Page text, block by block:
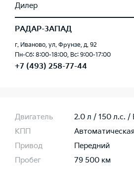
Дилер
РАДАР-ЗАПАД
г. Иваново, ул. Фрунзе, д. 92
Пн-Сб: 8:00-18:00, Вс: 9:00-17:00
+7 (493) 258-77-44
Двигатель
2.0 л / 150 л.c. /
КПП
Автоматическая
Привод
Передний
Пробег
79 500 км